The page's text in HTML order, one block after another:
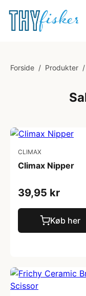
Forside / Produkter /
CLIMAX
Climax Nipper
39,95 kr
Køb her